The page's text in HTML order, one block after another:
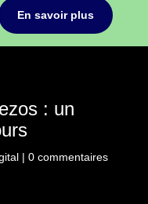
En savoir plus
: un
| 0 commentaires